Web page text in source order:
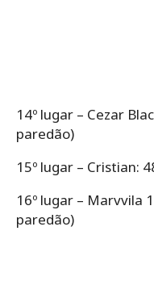
14º lugar – Cezar
paredão)
15º lugar – Cristian:
16º lugar – Marvvila
paredão)